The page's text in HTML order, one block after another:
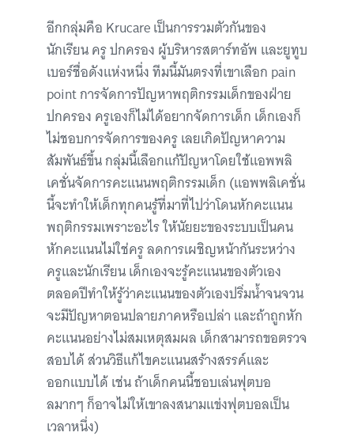
อีกกลุ่มคือ Krucare เป็นการรวมตัวกันของ
นักเรียน ครู ปกครอง ผู้บริหารสตาร์ทอัพ และยูทูบ
เบอร์ชื่อดังแห่งหนึ่ง ทีมนี้มันตรงที่เขาเลือก pain
point การจัดการปัญหาพฤติกรรมเด็กของฝ่าย
ปกครอง ครูเองก็ไม่ได้อยากจัดการเด็ก เด็กเองก็
ไม่ชอบการจัดการของครู เลยเกิดปัญหาความ
สัมพันธ์ขึ้น กลุ่มนี้เลือกแก้ปัญหาโดยใช้แอพพลิ
เคชั่นจัดการคะแนนพฤติกรรมเด็ก (แอพพลิเคชั่น
นี้จะทำให้เด็กทุกคนรู้ที่มาที่ไปว่าโดนหักคะแนน
พฤติกรรมเพราะอะไร ให้นัยยะของระบบเป็นคน
หักคะแนนไม่ใช่ครู ลดการเผชิญหน้ากันระหว่าง
ครูและนักเรียน เด็กเองจะรู้คะแนนของตัวเอง
ตลอดปีทำให้รู้ว่าคะแนนของตัวเองปริ่มน้ำจนจวน
จะมีปัญหาตอนปลายภาคหรือเปล่า และถ้าถูกหัก
คะแนนอย่างไม่สมเหตุสมผล เด็กสามารถขอตรวจ
สอบได้ ส่วนวิธีแก้ไขคะแนนสร้างสรรค์และ
ออกแบบได้ เช่น ถ้าเด็กคนนี้ชอบเล่นฟุตบอ
ลมากๆ ก็อาจไม่ให้เขาลงสนามแข่งฟุตบอลเป็น
เวลาหนึ่ง)